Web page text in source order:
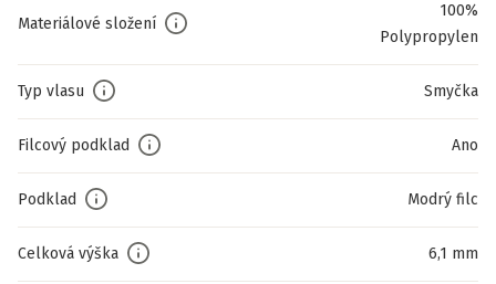
Materiálové složení
100%
Polypropylen
Typ vlasu Smyčka
Filcový podklad Ano
Podklad Modrý filc
Celková výška 6,1 mm